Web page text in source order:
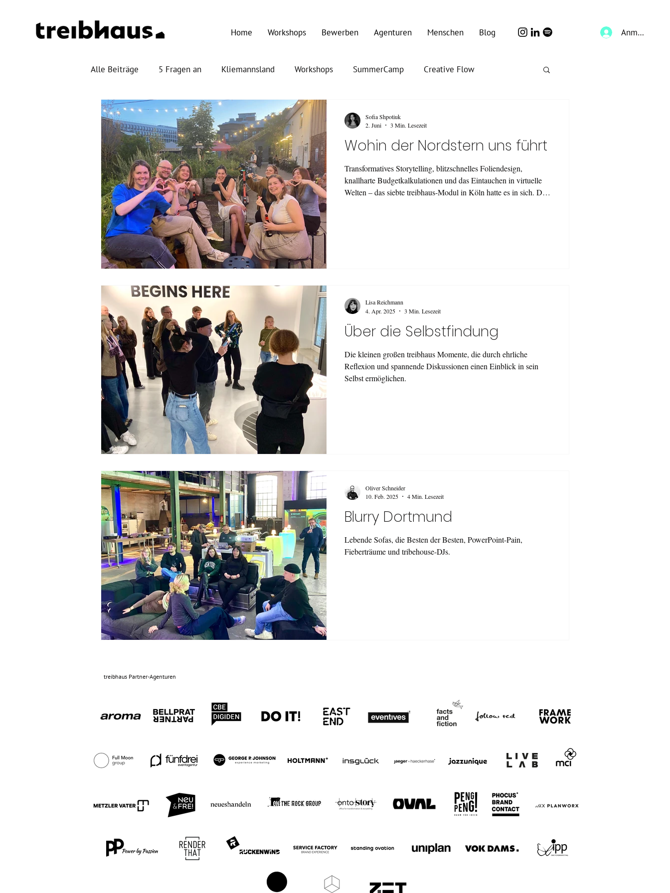
Home Workshops Bewerben Agenturen Menschen Blog Anmelden
Alle Beiträge 5 Fragen an Kliemannsland Workshops SummerCamp Creative Flow
Wohin der Nordstern uns führt
Transformatives Storytelling, blitzschnelles Foliendesign,
knallharte Budgetkalkulationen und das Eintauchen in virtuelle
Welten – das siebte treibhaus-Modul in Köln hatte es in sich. Drei
Sofia Shpotiuk
2. Juni
3 Min. Lesezeit
Über die Selbstfindung
Die kleinen großen treibhaus Momente, die durch ehrliche
Reflexion und spannende Diskussionen einen Einblick in sein
Selbst ermöglichen.
Lisa Reichmann
4. Apr. 2025
3 Min. Lesezeit
Blurry Dortmund
Lebende Sofas, die Besten der Besten, PowerPoint-Pain,
Fieberträume und tribehouse-DJs.
Oliver Schneider
10. Feb. 2025
4 Min. Lesezeit
treibhaus Partner-Agenturen